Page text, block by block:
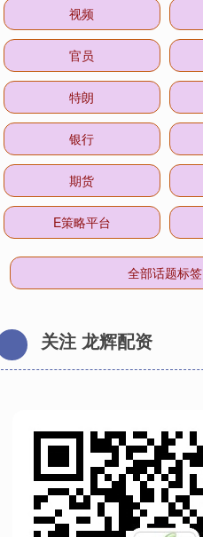
视频
官员
特朗
银行
期货
E策略平台
全部话题标签
关注 龙辉配资